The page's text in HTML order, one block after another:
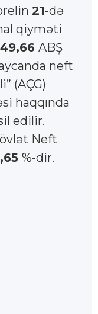
21-də
qiyməti
ABŞ
neft
(AÇG)
haqqında
edilir.
Neft
%-dir.